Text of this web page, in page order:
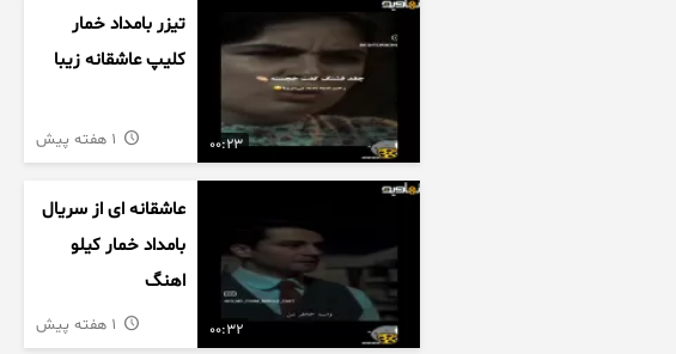
00:23
تیزر بامداد خمار
کلیپ عاشقانه زیبا
00:32
عاشقانه ای از سریال
بامداد خمار کیلو
اهنگ